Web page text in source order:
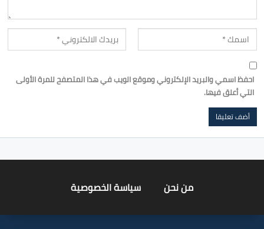
احفظ اسمي والبريد الإلكتروني وموقع الويب في هذا المتصفح للمرة الأولى
التي أعلق فيها.
من نحن سياسة الخصوصية